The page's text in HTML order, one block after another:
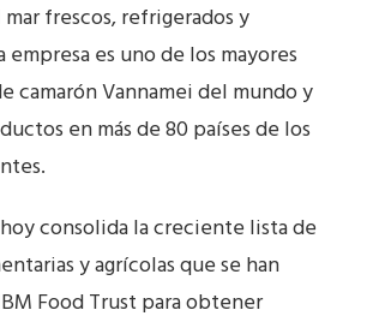
frescos, refrigerados y
empresa es uno de los mayores
camarón Vannamei del mundo y
en más de 80 países de los
consolida la creciente lista de
y agrícolas que se han
Food Trust para obtener